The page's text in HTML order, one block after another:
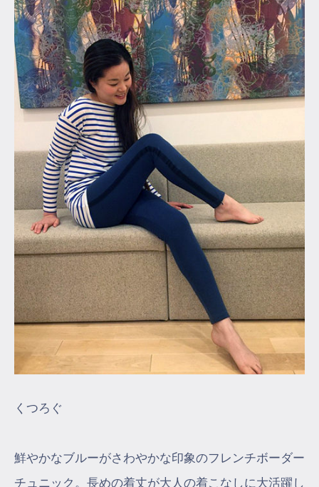
くつろぐ
鮮やかなブルーがさわやかな印象のフレンチボーダー
チュニック。長めの着丈が大人の着こなしに大活躍し